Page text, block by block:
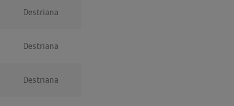
Destriana
Destriana
Destriana